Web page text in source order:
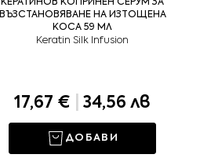
КЕРАТИНОВ КОПРИНЕН СЕРУМ ЗА
ВЪЗСТАНОВЯВАНЕ НА ИЗТОЩЕНА
КОСА 59 МЛ
Keratin Silk Infusion
17,67 € 34,56 лв
ДОБАВИ